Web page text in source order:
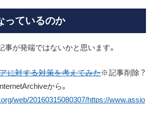
っているのか
事が発端ではないかと思います。
に対する対策を考えてみた※記事削除？
から。
web/20160315080307/https://www.assio